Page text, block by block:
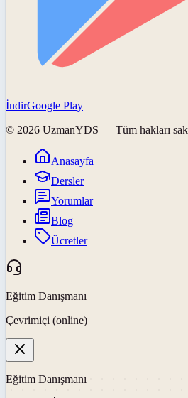
İndirGoogle Play
© 2026 UzmanYDS — Tüm hakları
Anasayfa
Dersler
Yorumlar
Blog
Ücretler
Eğitim Danışmanı
Çevrimiçi (online)
Eğitim Danışmanı